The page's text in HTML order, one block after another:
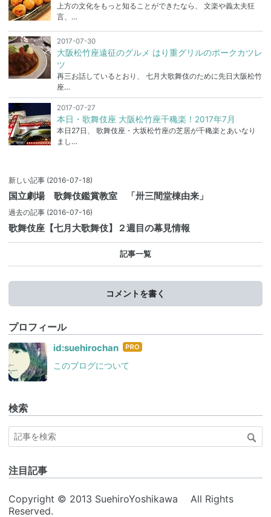
上方の文化をもっと知ることができたなら、 文楽や義太夫狂
言、…
2017-07-30
大阪松竹座遠征のグルメ はり重グリルのポークカツレ
ツ
再三お話しているとおり、 七月大歌舞伎のために先日大阪松竹
座…
2017-07-27
本日・歌舞伎座 大阪松竹座千穐楽！2017年7月
本日27日、 歌舞伎座・大坂松竹座の芝居が千穐楽とあいなり
まし…
新しい記事 (2016-07-18)
国立劇場 歌舞伎鑑賞教室 「卅三間堂棟由来」
過去の記事 (2016-07-16)
歌舞伎座【七月大歌舞伎】２週目の幕見情報
記事一覧
コメントを書く
プロフィール
id:suehirochan はて
ログ
このブログについて
検索
注目記事
Copyright © 2013 SuehiroYoshikawa All Rights
Reserved.